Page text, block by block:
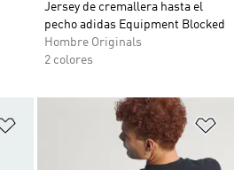
Jersey de cremallera hasta el
pecho adidas Equipment Blocked
Hombre Originals
2 colores
Añadir a la lista de deseos